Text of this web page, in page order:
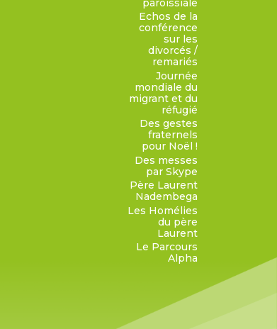
Echos de la
conférence
sur les
divorcés /
remariés
Journée
mondiale du
migrant et du
réfugié
Des gestes
fraternels
pour Noël !
Des messes
par Skype
Père Laurent
Nadembega
Les Homélies
du père
Laurent
Le Parcours
Alpha